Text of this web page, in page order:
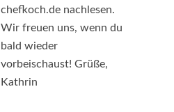
chefkoch.de nachlesen.
Wir freuen uns, wenn du
bald wieder
vorbeischaust! Grüße,
Kathrin